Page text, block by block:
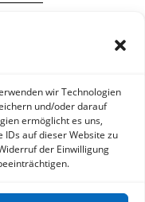
wir Technologien
und/oder darauf
ermöglicht es uns,
auf dieser Website zu
der Einwilligung
(EU)